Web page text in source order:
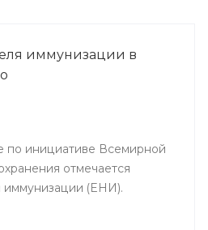
иммунизации в
по инициативе Всемирной
отмечается
иммунизации (ЕНИ).